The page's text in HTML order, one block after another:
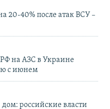
20-40% после атак ВСУ –
РФ на АЗС в Украине
с июнем
российские власти